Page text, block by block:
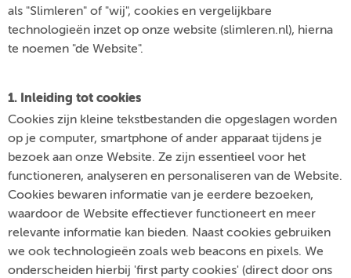
als "Slimleren" of "wij", cookies en vergelijkbare
technologieën inzet op onze website (slimleren.nl), hierna
te noemen "de Website".
1. Inleiding tot cookies
Cookies zijn kleine tekstbestanden die opgeslagen worden
op je computer, smartphone of ander apparaat tijdens je
bezoek aan onze Website. Ze zijn essentieel voor het
functioneren, analyseren en personaliseren van de Website.
Cookies bewaren informatie van je eerdere bezoeken,
waardoor de Website effectiever functioneert en meer
relevante informatie kan bieden. Naast cookies gebruiken
we ook technologieën zoals web beacons en pixels. We
onderscheiden hierbij 'first party cookies' (direct door ons